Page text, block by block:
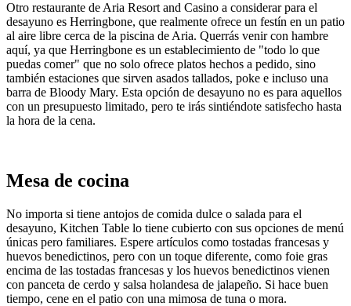
Otro restaurante de Aria Resort and Casino a considerar para el
desayuno es Herringbone, que realmente ofrece un festín en un patio
al aire libre cerca de la piscina de Aria. Querrás venir con hambre
aquí, ya que Herringbone es un establecimiento de "todo lo que
puedas comer" que no solo ofrece platos hechos a pedido, sino
también estaciones que sirven asados ​​tallados, poke e incluso una
barra de Bloody Mary. Esta opción de desayuno no es para aquellos
con un presupuesto limitado, pero te irás sintiéndote satisfecho hasta
la hora de la cena.
Mesa de cocina
No importa si tiene antojos de comida dulce o salada para el
desayuno, Kitchen Table lo tiene cubierto con sus opciones de menú
únicas pero familiares. Espere artículos como tostadas francesas y
huevos benedictinos, pero con un toque diferente, como foie gras
encima de las tostadas francesas y los huevos benedictinos vienen
con panceta de cerdo y salsa holandesa de jalapeño. Si hace buen
tiempo, cene en el patio con una mimosa de tuna o mora.